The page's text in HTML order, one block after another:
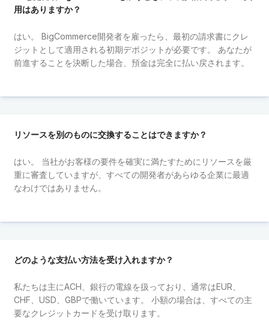
用はありますか？
はい。 BigCommerce開発者を雇ったら、最初の請求書にクレ
ジットとして適用される初期デポジットが必要です。 あなたが
前進することを決断した場合、預金は完全に払い戻されます。
リソースを別のものに交換することはできますか？
はい。 当社がお客様の要件を確実に満たすためにリソースを厳
重に審査していますが、すべての開発者があらゆる企業に最適
なわけではありません。
どのような支払い方法を受け入れますか？
私たちは主にACH、銀行の電線を扱っており、通常はEUR、
CHF、USD、GBPで働いています。 小額の場合は、すべての主
要なクレジットカードを受け取ります。